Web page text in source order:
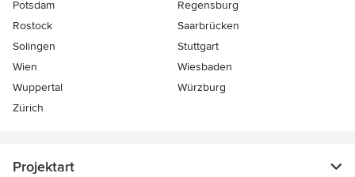
Potsdam
Regensburg
Rostock
Saarbrücken
Solingen
Stuttgart
Wien
Wiesbaden
Wuppertal
Würzburg
Zürich
Projektart